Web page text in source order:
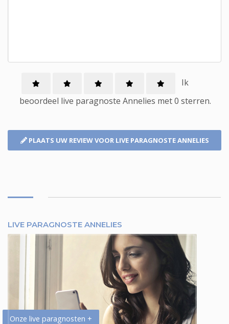
Ik
beoordeel live paragnoste Annelies met0 sterren.
PLAATS UW REVIEWVOOR LIVE PARAGNOSTE ANNELIES
LIVE PARAGNOSTE ANNELIES
Onze live paragnosten +